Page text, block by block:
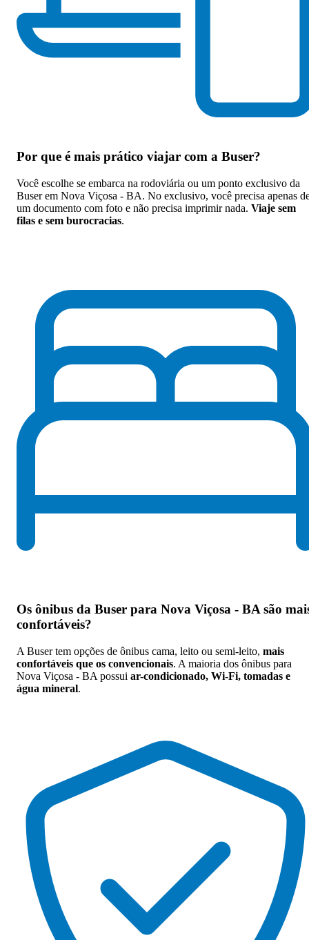
Por que é mais prático viajar com a Buser?
Você escolhe se embarca na rodoviária ou um ponto exclusivo da
Buser em Nova Viçosa - BA. No exclusivo, você precisa apenas
um documento com foto e não precisa imprimir nada. Viaje sem
filas e sem burocracias.
Os ônibus da Buser para Nova Viçosa - BA são
confortáveis?
A Buser tem opções de ônibus cama, leito ou semi-leito, mais
confortáveis que os convencionais. A maioria dos ônibus para
Nova Viçosa - BA possui ar-condicionado, Wi-Fi, tomadas e
água mineral.